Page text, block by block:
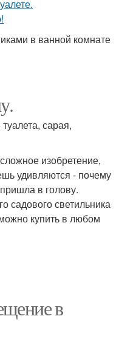
в ванной комнате
сарая,
изобретение,
удивляются - почему
в голову.
садового светильника
купить в любом
в